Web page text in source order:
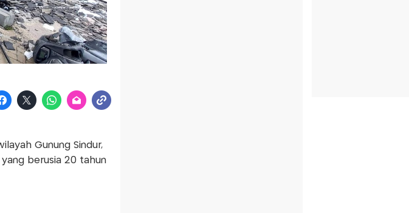
Gunung Sindur,
berusia 20 tahun